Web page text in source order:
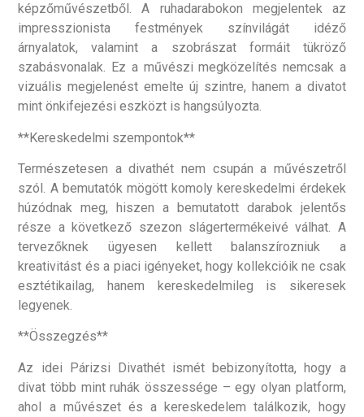
képzőművészetből. A ruhadarabokon megjelentek az
impresszionista festmények színvilágát idéző
árnyalatok, valamint a szobrászat formáit tükröző
szabásvonalak. Ez a művészi megközelítés nemcsak a
vizuális megjelenést emelte új szintre, hanem a divatot
mint önkifejezési eszközt is hangsúlyozta.
**Kereskedelmi szempontok**
Természetesen a divathét nem csupán a művészetről
szól. A bemutatók mögött komoly kereskedelmi érdekek
húzódnak meg, hiszen a bemutatott darabok jelentős
része a következő szezon slágertermékeivé válhat. A
tervezőknek ügyesen kellett balanszírozniuk a
kreativitást és a piaci igényeket, hogy kollekcióik ne csak
esztétikailag, hanem kereskedelmileg is sikeresek
legyenek.
**Összegzés**
Az idei Párizsi Divathét ismét bebizonyította, hogy a
divat több mint ruhák összessége – egy olyan platform,
ahol a művészet és a kereskedelem találkozik, hogy